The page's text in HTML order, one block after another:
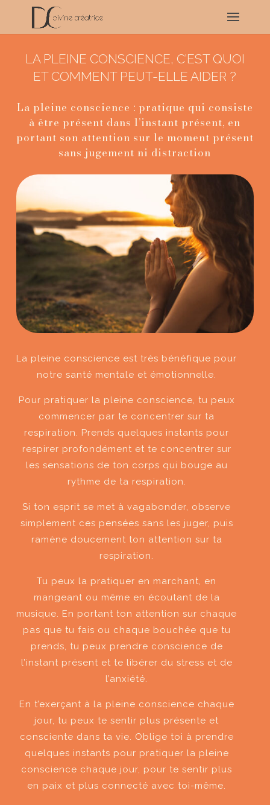
LA PLEINE CONSCIENCE, C’EST QUOI
ET COMMENT PEUT-ELLE AIDER ?
La pleine conscience : pratique qui consiste
à être présent dans l’instant présent, en
portant son attention sur le moment présent
sans jugement ni distraction
La pleine conscience est très bénéfique pour
notre santé mentale et émotionnelle.
Pour pratiquer la pleine conscience, tu peux
commencer par te concentrer sur ta
respiration. Prends quelques instants pour
respirer profondément et te concentrer sur
les sensations de ton corps qui bouge au
rythme de ta respiration.
Si ton esprit se met à vagabonder, observe
simplement ces pensées sans les juger, puis
ramène doucement ton attention sur ta
respiration.
Tu peux la pratiquer en marchant, en
mangeant ou même en écoutant de la
musique. En portant ton attention sur chaque
pas que tu fais ou chaque bouchée que tu
prends, tu peux prendre conscience de
l’instant présent et te libérer du stress et de
l’anxiété.
En t’exerçant à la pleine conscience chaque
jour, tu peux te sentir plus présente et
consciente dans ta vie. Oblige toi à prendre
quelques instants pour pratiquer la pleine
conscience chaque jour, pour te sentir plus
en paix et plus connecté avec toi-même.